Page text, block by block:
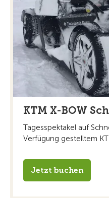
KTM X-BOW
Tagesspektakel auf
Verfügung gestelltem
Jetzt buchen